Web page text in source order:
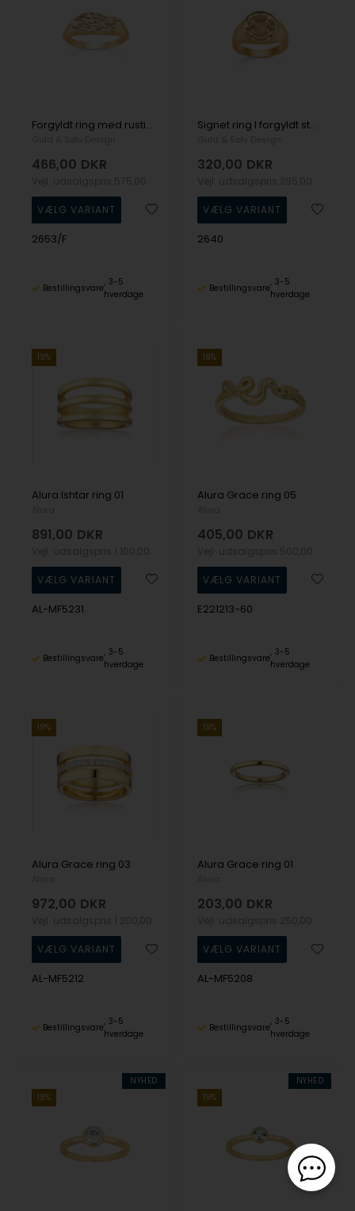
Forgyldt ring med rustikt mønster - Seville
466,00 DKR
2653/F
Bestillingsvare
3-5
hverdage
Signet ring I forgyldt stål med emblem - GSD
320,00 DKR
2640
Bestillingsvare
3-5
hverdage
19%
Alura Ishtar ring 01
891,00 DKR
AL-MF5231
Bestillingsvare
3-5
hverdage
19%
Alura Grace ring 05
405,00 DKR
E221213-60
Bestillingsvare
3-5
hverdage
19%
Alura Grace ring 03
972,00 DKR
AL-MF5212
Bestillingsvare
3-5
hverdage
19%
Alura Grace ring 01
203,00 DKR
AL-MF5208
Bestillingsvare
3-5
hverdage
NYHED
19%
NYHED
19%